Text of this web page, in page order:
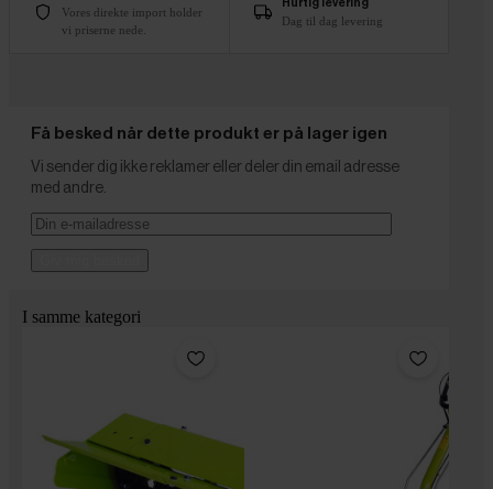
Vores direkte import holder
vi priserne nede.
Hurtig levering
Dag til dag levering
Få besked når dette produkt er på lager igen
Vi sender dig ikke reklamer eller deler din email adresse
med andre.
I samme kategori